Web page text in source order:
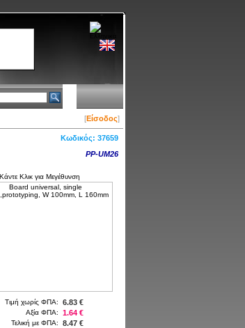
[Είσοδος]
Κωδικός: 37659
PP-UM26
Κάντε Κλικ για Μεγέθυνση
Τιμή χωρίς ΦΠΑ: 6.83 €
Αξία ΦΠΑ: 1.64 €
Τελική με ΦΠΑ: 8.47 €